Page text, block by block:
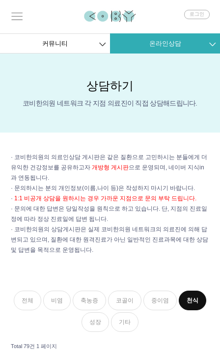
회로그인
커뮤니티 온라인상담
상담하기
코비한의원 네트워크 각 지점 의료진이 직접 상담해드립니다.
· 코비한의원의 의료인상담 게시판은 같은 질환으로 고민하시는 분들에게 더
유익한 건강정보를 공유하고자개방형 게시판으로 운영되며, 네이버 지식in
과 연동됩니다.
· 문의하시는 분의 개인정보(이름,나이 등)은 작성하지 마시기 바랍니다.
· 1:1 비공개 상담을 원하시는 경우 가까운 지점으로 문의 부탁 드립니다.
· 문의에 대한 답변은 당일작성을 원칙으로 하고 있습니다. 단, 지점의 진료일
정에 따라 정상 진료일에 답변 됩니다.
· 코비한의원의 상담게시판은 실제 코비한의원 네트워크의 의료진에 의해 답
변되고 있으며, 질환에 대한 원격진료가 아닌 일반적인 진료과목에 대한 상담
및 답변을 목적으로 운영됩니다.
전체 비염 축농증 코골이 중이염 천식
성장 기타
Total 79건 1 페이지